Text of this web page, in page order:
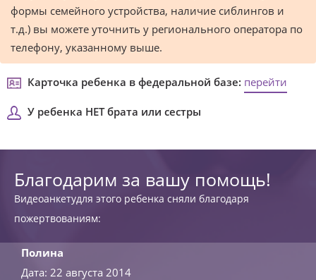
формы семейного устройства, наличие сиблингов и
т.д.) вы можете уточнить у регионального оператора по
телефону, указанному выше.
Карточка ребенка в федеральной базе: перейти
У ребенка НЕТ брата или сестры
Благодарим за вашу помощь!
Видеоанкетудля этого ребенка сняли благодаря
пожертвованиям:
Полина
Дата: 22 августа 2014